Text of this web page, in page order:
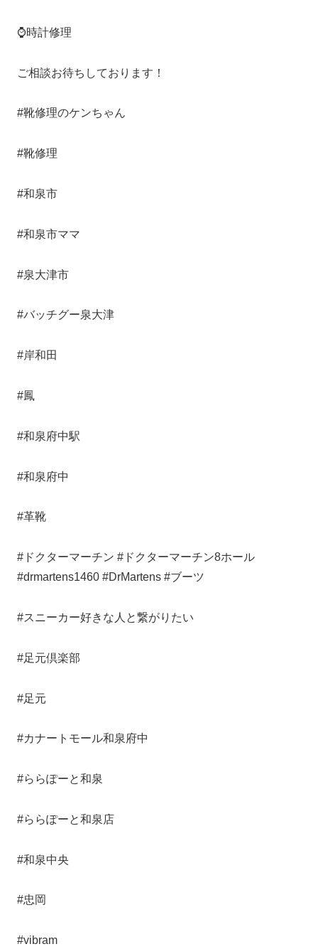
⌚️時計修理
ご相談お待ちしております！
#靴修理のケンちゃん
#靴修理
#和泉市
#和泉市ママ
#泉大津市
#バッチグー泉大津
#岸和田
#鳳
#和泉府中駅
#和泉府中
#革靴
#ドクターマーチン #ドクターマーチン8ホール
#drmartens1460 #DrMartens #ブーツ
#スニーカー好きな人と繋がりたい
#足元倶楽部
#足元
#カナートモール和泉府中
#ららぽーと和泉
#ららぽーと和泉店
#和泉中央
#忠岡
#vibram